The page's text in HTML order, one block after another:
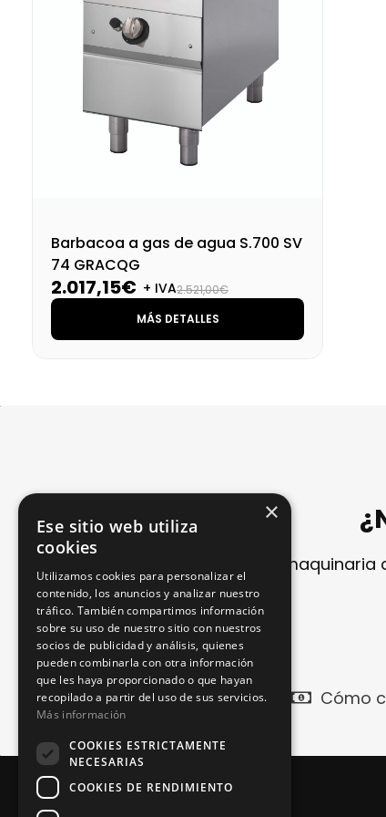
Barbacoa a gas de agua S.700 SV
74 GRACQG
2.017,15€ + IVA2.521,00€
MÁS DETALLES
Si no encuentra su
Cómo
×
Ese sitio web utiliza
cookies
Utilizamos cookies para personalizar el
contenido, los anuncios y analizar nuestro
tráfico. También compartimos información
sobre su uso de nuestro sitio con nuestros
socios de publicidad y análisis, quienes
pueden combinarla con otra información
que les haya proporcionado o que hayan
recopilado a partir del uso de sus servicios.
Más información
COOKIES ESTRICTAMENTE
NECESARIAS
COOKIES DE RENDIMIENTO